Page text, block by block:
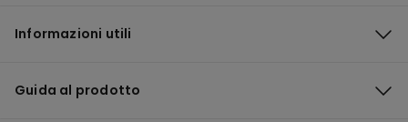
Informazioni utili
Guida al prodotto